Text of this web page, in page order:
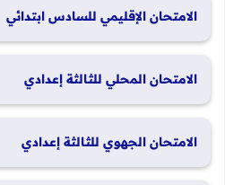
الامتحان الإقليمي للسادس ابتدائي
الامتحان المحلي للثالثة إعدادي
الامتحان الجهوي للثالثة إعدادي